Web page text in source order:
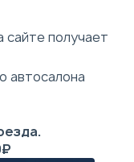
сайте получает
автосалона